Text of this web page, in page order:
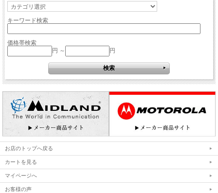
キーワード検索
価格帯検索
円 ～
円
お店のトップへ戻る
カートを見る
マイページへ
お客様の声